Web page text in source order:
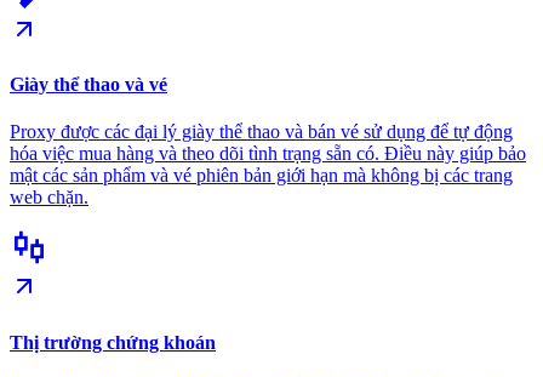
Giày thể thao và vé
Proxy được các đại lý giày thể thao và bán vé sử dụng để tự động
hóa việc mua hàng và theo dõi tình trạng sẵn có. Điều này giúp bảo
mật các sản phẩm và vé phiên bản giới hạn mà không bị các trang
web chặn.
Thị trường chứng khoán